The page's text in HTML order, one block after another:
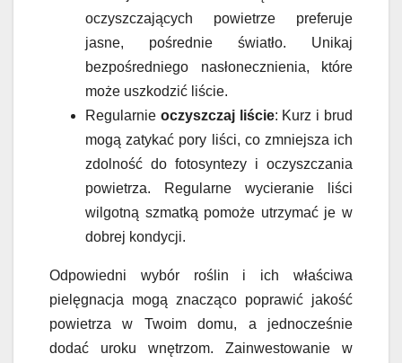
oczyszczających powietrze preferuje
jasne, pośrednie światło. Unikaj
bezpośredniego nasłonecznienia, które
może uszkodzić liście.
Regularnie oczyszczaj liście: Kurz i brud
mogą zatykać pory liści, co zmniejsza ich
zdolność do fotosyntezy i oczyszczania
powietrza. Regularne wycieranie liści
wilgotną szmatką pomoże utrzymać je w
dobrej kondycji.
Odpowiedni wybór roślin i ich właściwa
pielęgnacja mogą znacząco poprawić jakość
powietrza w Twoim domu, a jednocześnie
dodać uroku wnętrzom. Zainwestowanie w